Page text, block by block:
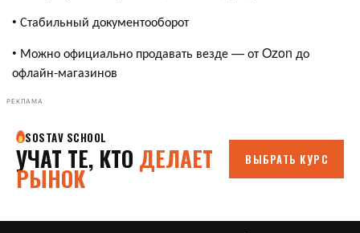
• Стабильный документооборот
• Можно официально продавать везде — от Ozon до
офлайн-магазинов
РЕКЛАМА